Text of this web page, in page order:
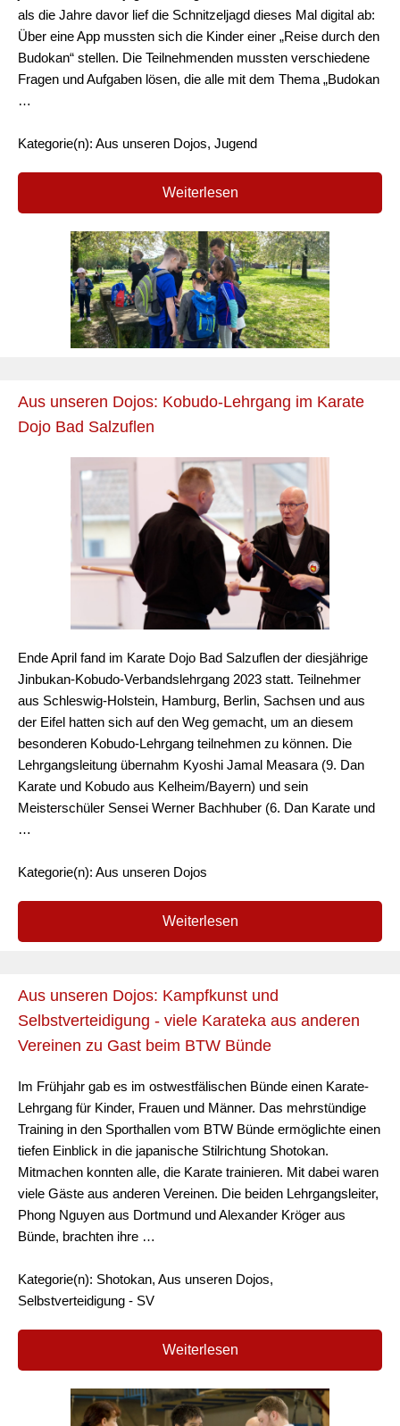
als die Jahre davor lief die Schnitzeljagd dieses Mal digital ab:
Über eine App mussten sich die Kinder einer „Reise durch den
Budokan“ stellen. Die Teilnehmenden mussten verschiedene
Fragen und Aufgaben lösen, die alle mit dem Thema „Budokan
…
Kategorie(n): Aus unseren Dojos, Jugend
Weiterlesen
Aus unseren Dojos: Kobudo-Lehrgang im Karate
Dojo Bad Salzuflen
Ende April fand im Karate Dojo Bad Salzuflen der diesjährige
Jinbukan-Kobudo-Verbandslehrgang 2023 statt. Teilnehmer
aus Schleswig-Holstein, Hamburg, Berlin, Sachsen und aus
der Eifel hatten sich auf den Weg gemacht, um an diesem
besonderen Kobudo-Lehrgang teilnehmen zu können. Die
Lehrgangsleitung übernahm Kyoshi Jamal Measara (9. Dan
Karate und Kobudo aus Kelheim/Bayern) und sein
Meisterschüler Sensei Werner Bachhuber (6. Dan Karate und
…
Kategorie(n): Aus unseren Dojos
Weiterlesen
Aus unseren Dojos: Kampfkunst und
Selbstverteidigung - viele Karateka aus anderen
Vereinen zu Gast beim BTW Bünde
Im Frühjahr gab es im ostwestfälischen Bünde einen Karate-
Lehrgang für Kinder, Frauen und Männer. Das mehrstündige
Training in den Sporthallen vom BTW Bünde ermöglichte einen
tiefen Einblick in die japanische Stilrichtung Shotokan.
Mitmachen konnten alle, die Karate trainieren. Mit dabei waren
viele Gäste aus anderen Vereinen. Die beiden Lehrgangsleiter,
Phong Nguyen aus Dortmund und Alexander Kröger aus
Bünde, brachten ihre …
Kategorie(n): Shotokan, Aus unseren Dojos,
Selbstverteidigung - SV
Weiterlesen